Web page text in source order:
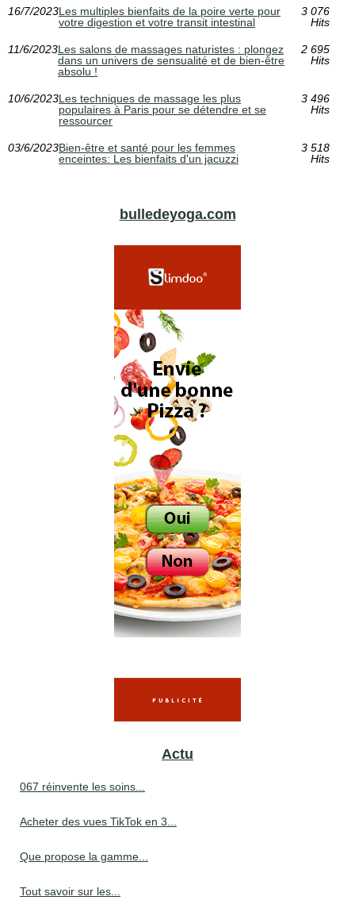
16/7/2023Les multiples bienfaits de la poire verte pour
votre digestion et votre transit intestinal
3 076
Hits
11/6/2023Les salons de massages naturistes : plongez
dans un univers de sensualité et de bien-être
absolu !
2 695
Hits
10/6/2023Les techniques de massage les plus
populaires à Paris pour se détendre et se
ressourcer
3 496
Hits
03/6/2023Bien-être et santé pour les femmes
enceintes: Les bienfaits d'un jacuzzi
3 518
Hits
bulledeyoga.com
Actu
067 réinvente les soins...
Acheter des vues TikTok en 3...
Que propose la gamme...
Tout savoir sur les...